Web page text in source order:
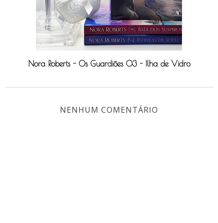
Nora Roberts - Os Guardiões 03 - Ilha de Vidro
NENHUM COMENTÁRIO